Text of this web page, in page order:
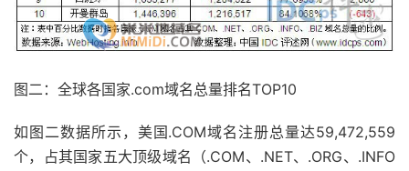
图二：全球各国家.com域名总量排名TOP10
如图二数据所示，美国.COM域名注册总量达59,472,559
个，占其国家五大顶级域名（.COM、.NET、.ORG、.INFO